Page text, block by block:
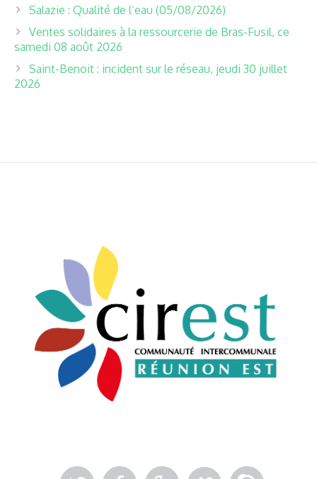
Salazie : Qualité de l’eau (05/08/2026)
Ventes solidaires à la ressourcerie de Bras-Fusil, ce
samedi 08 août 2026
Saint-Benoit : incident sur le réseau, jeudi 30 juillet
2026